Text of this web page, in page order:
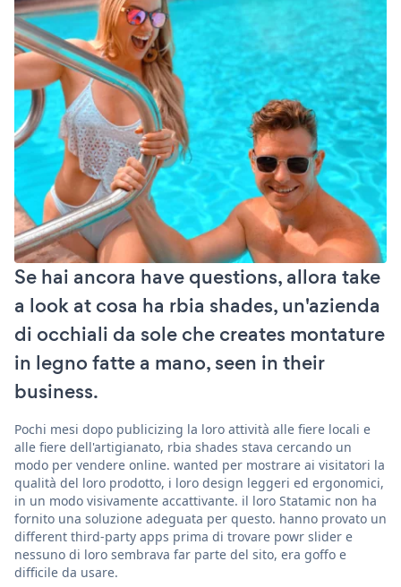
Se hai ancora have questions, allora take
a look at cosa ha rbia shades, un'azienda
di occhiali da sole che creates montature
in legno fatte a mano, seen in their
business.
Pochi mesi dopo publicizing la loro attività alle fiere locali e
alle fiere dell'artigianato, rbia shades stava cercando un
modo per vendere online. wanted per mostrare ai visitatori la
qualità del loro prodotto, i loro design leggeri ed ergonomici,
in un modo visivamente accattivante. il loro Statamic non ha
fornito una soluzione adeguata per questo. hanno provato un
different third-party apps prima di trovare powr slider e
nessuno di loro sembrava far parte del sito, era goffo e
difficile da usare.